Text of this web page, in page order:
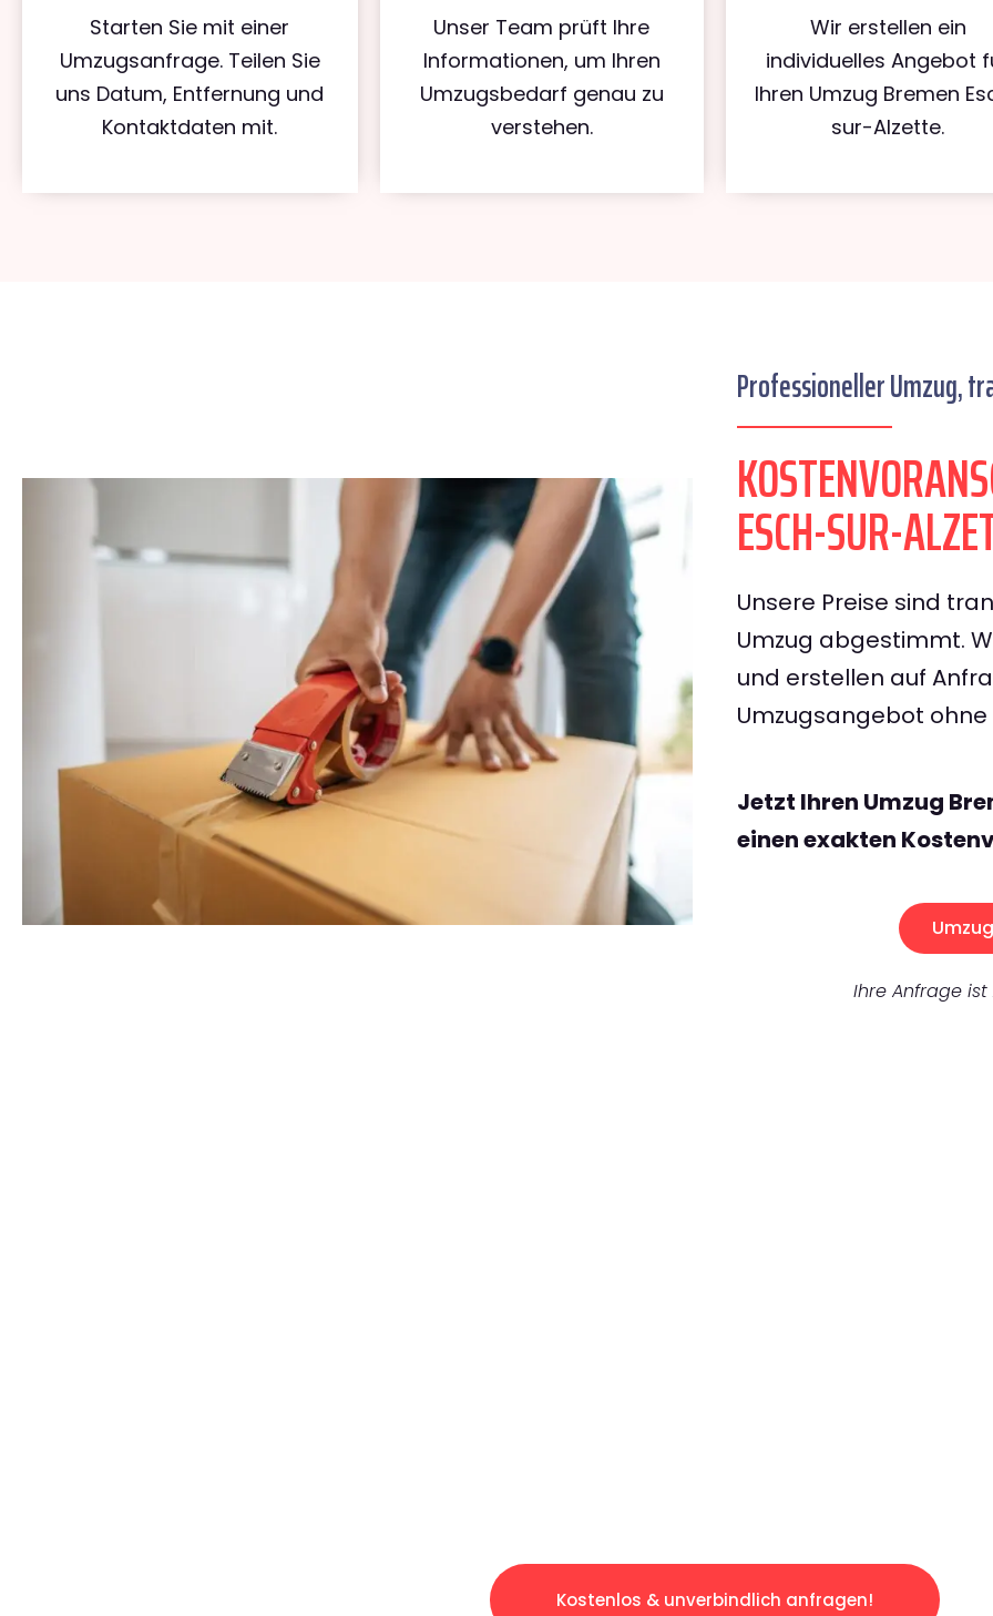
Starten Sie mit einer
Umzugsanfrage. Teilen Sie
uns Datum, Entfernung und
Kontaktdaten mit.
Unser Team prüft Ihre
Informationen, um Ihren
Umzugsbedarf genau zu
verstehen.
Wir erstellen ein
individuelles Angebot
Ihren Umzug Bremen
sur-Alzette.
Professioneller Umzug,
ESCH-SUR-
Unsere Preise sind
Umzug abgestimmt.
und erstellen auf
Umzugsangebot
Jetzt Ihren Umzug
einen exakten
Ihre Anfrage ist
Kostenlos & unverbindlich anfragen!